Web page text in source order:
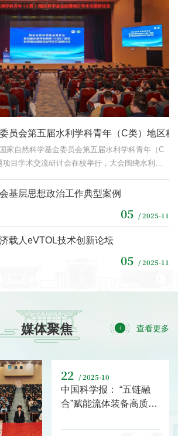
员会第五届水利学科青年（C类）地区
家自然科学基金委员会第五届水利学科青年（C
目学术交流研讨会在校举行，大会围绕水利科
青年学者成长和交流。中国工程院院士钟登华、
学、od体育全站（中国）有限公司、南京水利科学
人员参加学术交流研讨...
基层思想政治工作典型案例
05 / 2025-11
载人eVTOL技术创新论坛
05 / 2025-11
媒体聚焦 查看更多
22 / 2025-10
中国科学报： “五链融
合”赋能流体装备高质量